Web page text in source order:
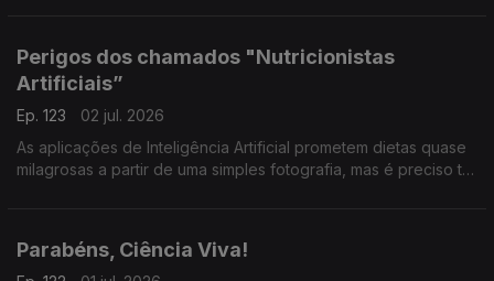
Perigos dos chamados "Nutricionistas
Artificiais”
Ep. 123
02 jul. 2026
As aplicações de Inteligência Artificial prometem dietas quase
milagrosas a partir de uma simples fotografia, mas é preciso ter
Parabéns, Ciência Viva!